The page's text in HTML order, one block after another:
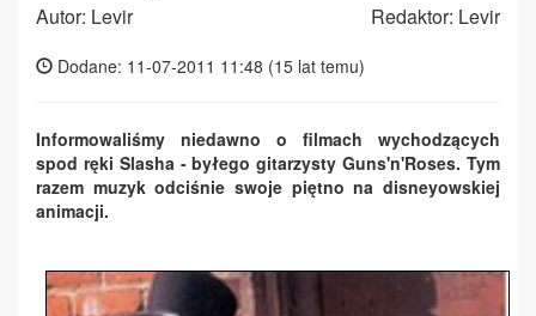
Autor: Levir Redaktor: Levir
Dodane: 11-07-2011 11:48 (15 lat temu)
Informowaliśmy niedawno o filmach wychodzących
spod ręki Slasha - byłego gitarzysty Guns'n'Roses. Tym
razem muzyk odciśnie swoje piętno na disneyowskiej
animacji.